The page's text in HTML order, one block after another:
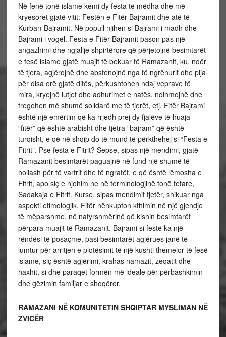
Në fenë tonë islame kemi dy festa të mëdha dhe më
kryesoret gjatë vitit: Festën e Fitër-Bajramit dhe atë të
Kurban-Bajramit. Në popull njihen si Bajrami i madh dhe
Bajrami i vogël. Festa e Fitër-Bajramit pason pas një
angazhimi dhe ngjallje shpirtërore që përjetojnë besimtarët
e fesë islame gjatë muajit të bekuar të Ramazanit, ku, ndër
të tjera, agjërojnë dhe abstenojnë nga të ngrënurit dhe pija
për disa orë gjatë ditës, përkushtohen ndaj veprave të
mira, kryejnë lutjet dhe adhurimet e natës, ndihmojnë dhe
tregohen më shumë solidarë me të tjerët, etj. Fitër Bajrami
është një emërtim që ka rrjedh prej dy fjalëve të huaja
“fitër” që është arabisht dhe tjetra “bajram” që është
turqisht, e që në shqip do të mund të përkthehej si “Festa e
Fitrit”. Pse festa e Fitrit? Sepse, sipas një mendimi, gjatë
Ramazanit besimtarët paguajnë në fund një shumë të
hollash për të varfrit dhe të ngratët, e që është lëmosha e
Fitrit, apo siç e njohim ne në terminologjinë tonë fetare,
Sadakaja e Fitrit. Kurse, sipas mendimit tjetër, shikuar nga
aspekti etimologjik, Fitër nënkupton kthimin në një gjendje
të mëparshme, në natyrshmërinë që kishin besimtarët
përpara muajit të Ramazanit. Bajrami si festë ka një
rëndësi të posaçme, pasi besimtarët agjërues janë të
lumtur për arritjen e plotësimit të një kushti themelor të fesë
islame, siç është agjërimi, krahas namazit, zeqatit dhe
haxhit, si dhe paraqet formën më ideale për përbashkimin
dhe gëzimin familjar e shoqëror.
RAMAZANI NË KOMUNITETIN SHQIPTAR MYSLIMAN NË
ZVICËR